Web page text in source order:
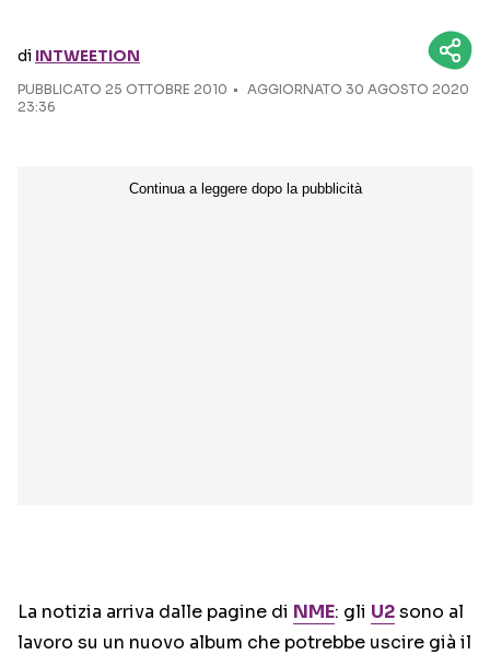
di INTWEETION
PUBBLICATO 25 OTTOBRE 2010
AGGIORNATO 30 AGOSTO 2020
23:36
La notizia arriva dalle pagine di NME: gli U2sono al
lavoro su un nuovo album che potrebbe uscire già il